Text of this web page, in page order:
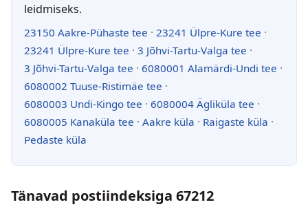
leidmiseks.
23150 Aakre-Pühaste tee · 23241 Ülpre-Kure tee ·
23241 Ülpre-Kure tee · 3 Jõhvi-Tartu-Valga tee ·
3 Jõhvi-Tartu-Valga tee · 6080001 Alamärdi-Undi tee ·
6080002 Tuuse-Ristimäe tee ·
6080003 Undi-Kingo tee · 6080004 Ägliküla tee ·
6080005 Kanaküla tee · Aakre küla · Raigaste küla ·
Pedaste küla
Tänavad postiindeksiga 67212